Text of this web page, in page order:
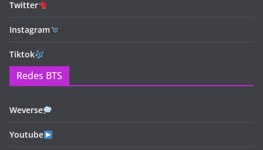
Twitter
Instagram
Tiktok
Redes BTS
Weverse
Youtube